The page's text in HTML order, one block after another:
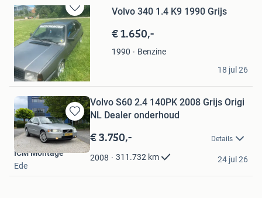
Bewaren
in
Mijn
Favorieten
Volvo 340 1.4 K9 1990 Grijs
€ 1.650,-
1990
Benzine
Boyd
Harlingen
18 jul 26
Bewaren
in
Mijn
Favorieten
Volvo S60 2.4 140PK 2008 Grijs Origi
NL Dealer onderhoud
€ 3.750,- Details
2008 311.732 km
ICM Montage
Ede
24 jul 26